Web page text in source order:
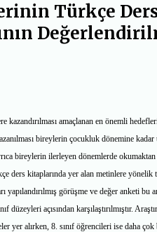
Türkçe
kazandırılması amaçlanan en önemli
bireylerin çocukluk dönemine
bireylerin ilerleyen dönemlerde
ders kitaplarında yer alan metinlere
görüşme ve değer anketi
düzeyleri açısından karşılaştırılmıştır.
yer alırken, 8. sınıf öğrencileri ise daha